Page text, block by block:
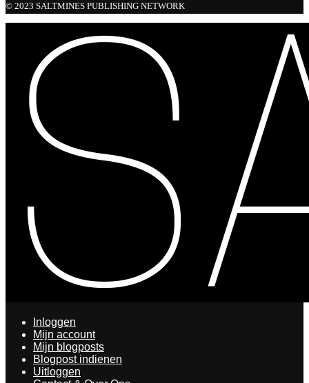
© 2023 SALTMINES PUBLISHING NETWORK
Inloggen
Mijn account
Mijn blogposts
Blogpost indienen
Uitloggen